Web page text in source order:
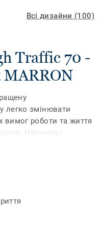
Всі дизайни (100)
Traffic 70 -
легко змінювати
вимог роботи та життя
Натхненні
iD Inspiration HT 70
із високим трафіком.
і вдавлення,
як до статичних,